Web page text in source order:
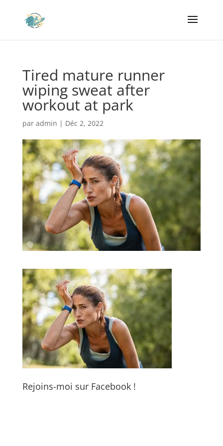
Tired mature runner
wiping sweat after
workout at park
par admin | Déc 2, 2022
Rejoins-moi sur Facebook !